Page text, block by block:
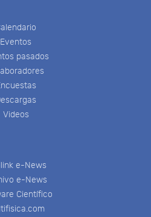
Eventos
pasados
Videos
e-News
e-News
Científico